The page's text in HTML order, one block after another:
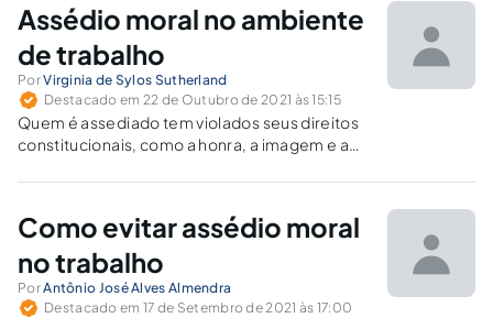
Assédio moral no ambiente
de trabalho
PorVirginia de Sylos Sutherland
Destacado em 22 de Outubro de 2021 às 15:15
Quem é assediado tem violados seus direitos
constitucionais, como a honra, a imagem e a
Como evitar assédio moral
no trabalho
PorAntônio José Alves Almendra
Destacado em 17 de Setembro de 2021 às 17:00